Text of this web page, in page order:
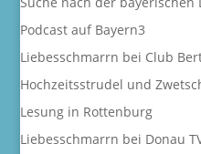
Podcast auf Bayern3
Liebesschmarrn bei Club
Hochzeitsstrudel und
Lesung in Rottenburg
Liebesschmarrn bei Donau